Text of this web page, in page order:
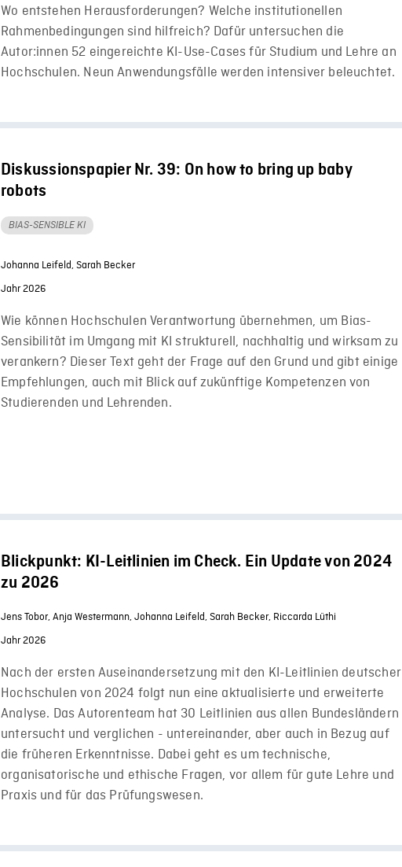
Wo entstehen Herausforderungen? Welche institutionellen
Rahmenbedingungen sind hilfreich? Dafür untersuchen die
Autor:innen 52 eingereichte KI-Use-Cases für Studium und Lehre an
Hochschulen. Neun Anwendungsfälle werden intensiver beleuchtet.
Diskussionspapier Nr. 39: On how to bring up baby
robots
BIAS-SENSIBLE KI
Johanna Leifeld, Sarah Becker
Jahr 2026
Wie können Hochschulen Verantwortung übernehmen, um Bias-
Sensibilität im Umgang mit KI strukturell, nachhaltig und wirksam zu
verankern? Dieser Text geht der Frage auf den Grund und gibt einige
Empfehlungen, auch mit Blick auf zukünftige Kompetenzen von
Studierenden und Lehrenden.
Blickpunkt: KI-Leitlinien im Check. Ein Update von 2024
zu 2026
Jens Tobor, Anja Westermann, Johanna Leifeld, Sarah Becker, Riccarda Lüthi
Jahr 2026
Nach der ersten Auseinandersetzung mit den KI-Leitlinien deutscher
Hochschulen von 2024 folgt nun eine aktualisierte und erweiterte
Analyse. Das Autorenteam hat 30 Leitlinien aus allen Bundesländern
untersucht und verglichen - untereinander, aber auch in Bezug auf
die früheren Erkenntnisse. Dabei geht es um technische,
organisatorische und ethische Fragen, vor allem für gute Lehre und
Praxis und für das Prüfungswesen.